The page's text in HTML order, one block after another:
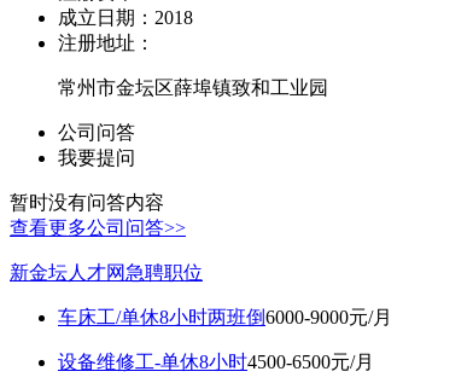
成立日期： 2018
注册地址：
常州市金坛区薛埠镇致和工业园
公司问答
我要提问
暂时没有问答内容
查看更多公司问答>>
新金坛人才网急聘职位
车床工/单休8小时两班倒6000-9000元/月
设备维修工-单休8小时4500-6500元/月